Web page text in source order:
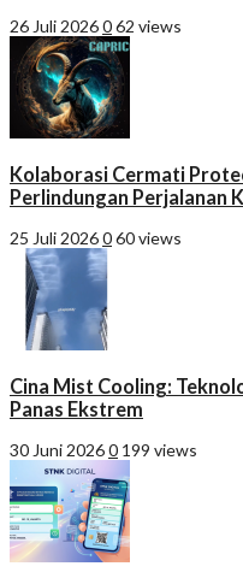
26 Juli 2026062 views
Kolaborasi Cermati
Perlindungan Perjalanan
25 Juli 2026060 views
Cina Mist Cooling:
Panas Ekstrem
30 Juni 20260 199 views